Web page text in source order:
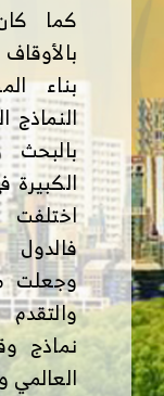
كما
بناء
النماذج
بالبحث
الكبيرة
وجعلت
نماذج
العالمي